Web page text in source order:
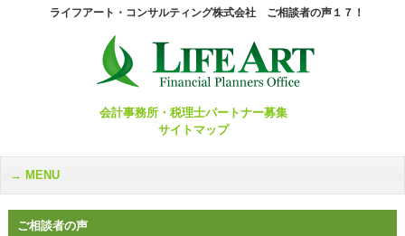
ライフアート・コンサルティング株式会社 ご相談者の声１７！
会計事務所・税理士パートナー募集
サイトマップ
MENU
ご相談者の声